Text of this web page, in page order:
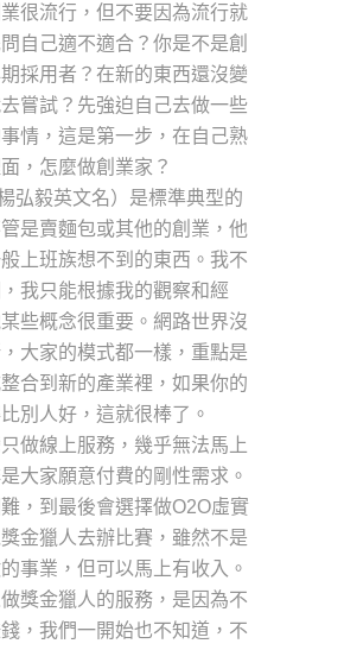
很流行，但不要因為流行就
自己適不適合？你是不是創
採用者？在新的東西還沒變
嘗試？先強迫自己去做一些
情，這是第一步，在自己熟
，怎麼做創業家？
弘毅英文名）是標準典型的
是賣麵包或其他的創業，他
上班族想不到的東西。我不
我只能根據我的觀察和經
些概念很重要。網路世界沒
大家的模式都一樣，重點是
合到新的產業裡，如果你的
別人好，這就很棒了。
做線上服務，幾乎無法馬上
大家願意付費的剛性需求。
，到最後會選擇做O2O虛實
金獵人去辦比賽，雖然不是
事業，但可以馬上有收入。
獎金獵人的服務，是因為不
，我們一開始也不知道，不